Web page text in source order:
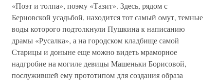
«Поэт и толпа», поэму «Тазит». Здесь, рядом с
Берновской усадьбой, находится тот самый омут, темные
воды которого подтолкнули Пушкина к написанию
драмы «Русалка», а на городском кладбище самой
Старицы и доныне еще можно видеть мраморное
надгробие на могиле девицы Машеньки Борисовой,
послужившей ему прототипом для создания образа